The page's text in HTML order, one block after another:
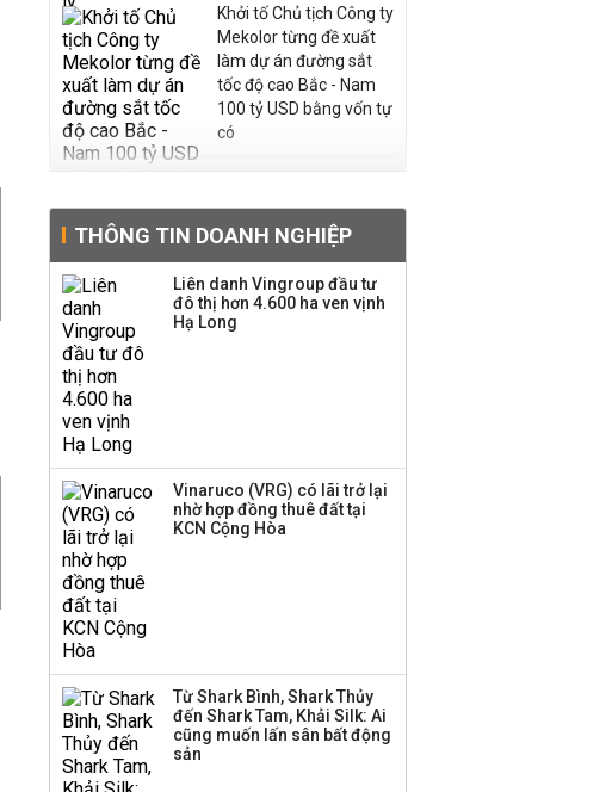
Khởi tố Chủ tịch Công ty
Mekolor từng đề xuất
làm dự án đường sắt
tốc độ cao Bắc - Nam
100 tỷ USD bằng vốn tự
có
thường, dự kiến điều
chỉnh kế hoạch kinh
doanh 2026
Kinh Bắc dự kiến cho
drone và trừng phạt
doanh nghiệp Mỹ
Sacombank phát hành
ba đợt trái phiếu thu về
THÔNG TIN DOANH NGHIỆP
Liên danh Vingroup đầu tư
đô thị hơn 4.600 ha ven vịnh
Hạ Long
Vinaruco (VRG) có lãi trở lại
nhờ hợp đồng thuê đất tại
KCN Cộng Hòa
Từ Shark Bình, Shark Thủy
đến Shark Tam, Khải Silk: Ai
cũng muốn lấn sân bất động
sản